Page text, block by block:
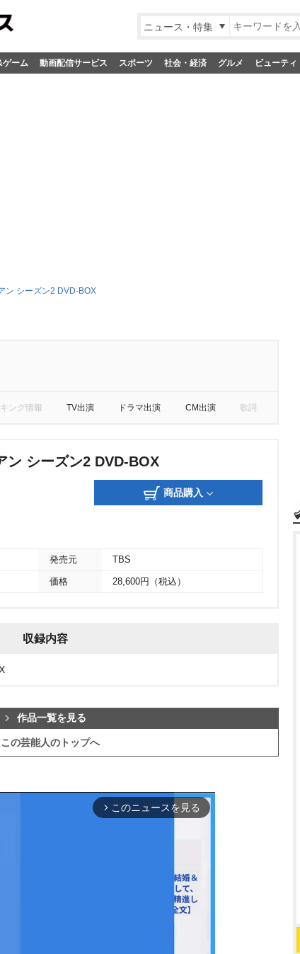
ニュース・特集
ゲーム 動画配信サービス スポーツ 社会・経済 グルメ ビューティ
ン シーズン2 DVD-BOX
ング情報 TV出演 ドラマ出演 CM出演 歌詞
ン シーズン2 DVD-BOX
商品購入
発売元 TBS
価格 28,600円（税込）
収録内容
作品一覧を見る
この芸能人のトップへ
arrow_forward_ios このニュースを見る